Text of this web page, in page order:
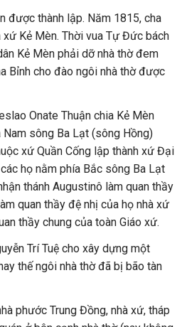
được thành lập. Năm 1815, cha
Kẻ Mèn. Thời vua Tự Đức bách
Kẻ Mèn phải dỡ nhà thờ đem
Bỉnh cho đào ngôi nhà thờ được
Onate Thuận chia Kẻ Mèn
Nam sông Ba Lạt (sông Hồng)
xứ Quần Cống lập thành xứ Đại
họ nằm phía Bắc sông Ba Lạt
thánh Augustinô làm quan thầy
quan thầy đệ nhị của họ nhà xứ
thầy chung của toàn Giáo xứ.
Trí Tuệ cho xây dựng một
thế ngôi nhà thờ đã bị bão tàn
phước Trung Đồng, nhà xứ, tháp